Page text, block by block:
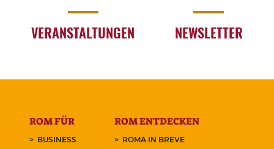
VERANSTALTUNGEN NEWSLETTER
ROM FÜR
BUSINESS
ROM ENTDECKEN
ROMA IN BREVE